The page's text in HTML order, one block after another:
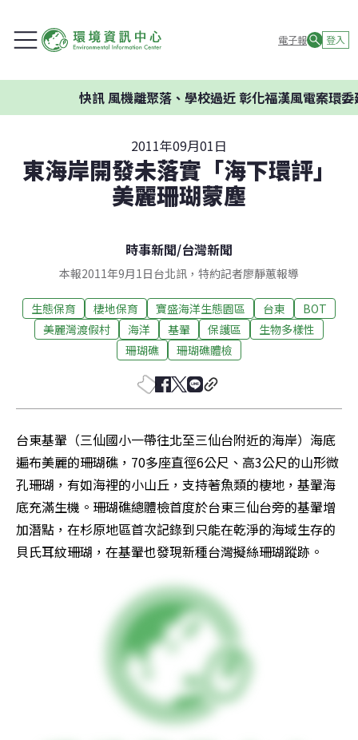
電子報 登入
風機離聚落、學校過近 彰化福漢風電案環委建議不
2011年09月01日
東海岸開發未落實「海下環評」
美麗珊瑚蒙塵
時事新聞/台灣新聞
本報2011年9月1日台北訊，特約記者廖靜蕙報導
生態保育 棲地保育 寶盛海洋生態園區 台東
BOT
美麗灣渡假村
海洋 基翬 保護區
生物多樣性
珊瑚礁
珊瑚礁體檢
台東基翬（三仙國小一帶往北至三仙台附近的海岸）海底
遍布美麗的珊瑚礁，70多座直徑6公尺、高3公尺的山形微
孔珊瑚，有如海裡的小山丘，支持著魚類的棲地，基翬海
底充滿生機。珊瑚礁總體檢首度於台東三仙台旁的基翬增
加潛點，在杉原地區首次記錄到只能在乾淨的海域生存的
貝氏耳紋珊瑚，在基翬也發現新種台灣擬絲珊瑚蹤跡。